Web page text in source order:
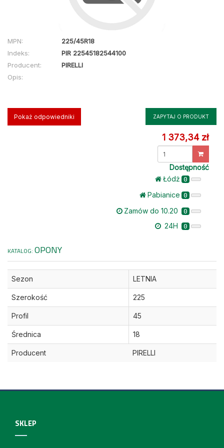
MPN:
225/45R18
Indeks:
PIR 22545182544100
Producent:
PIRELLI
Opis:
Pokaż odpowiedniki ZAPYTAJ O PRODUKT
1 373,34 zł
Dostępność
Łódż 0
Pabianice 0
Zamów do 10.20 0
24H 0
KATALOG: OPONY
Sezon LETNIA
Szerokość 225
Profil 45
Średnica 18
Producent PIRELLI
SKLEP